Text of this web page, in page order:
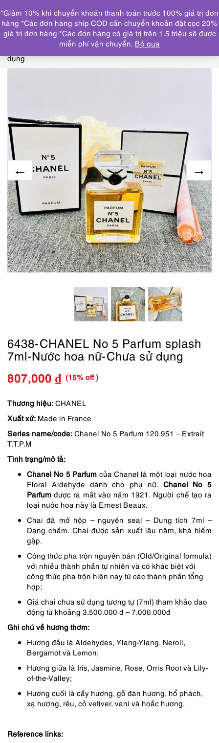
DANH MỤC
Trang chủ NƯỚC HOA CHAI NHỎ/MINI(≤ 15ml)
6438-
CHANEL No 5 Parfum splash 7ml-Nước hoa nữ-Chưa sử
dụng
6438-CHANEL No 5 Parfum splash
7ml-Nước hoa nữ-Chưa sử dụng
Giá
gốc
là:
949,000 ₫.
807,000 ₫
Giá
hiện
tại
là:
(15% off )
Thương hiệu: CHANEL
Xuất xứ: Made in France
Series name/code: Chanel No 5 Parfum 120.951 – Extrait
T.T.P.M
Tình trạng/mô tả:
Chanel No 5 Parfum của Chanel là một loại nước hoa
Floral Aldehyde dành cho phụ nữ. Chanel No 5
Parfum được ra mắt vào năm 1921. Người chế tạo ra
loại nước hoa này là Ernest Beaux.
Chai đã mở hộp – nguyên seal – Dung tích 7ml –
Dạng chấm. Chai được sản xuất lâu năm, khá hiếm
gặp.
Công thức pha trộn nguyên bản (Old/Original formula)
với nhiều thành phần tự nhiên và có khác biệt với
công thức pha trộn hiện nay từ các thành phần tổng
hợp;
Giá chai chưa sử dụng tương tự (7ml) tham khảo dao
động từ khoảng 3.500.000 đ – 7.000.000đ
Ghi chú về hương thơm:
Hương đầu là Aldehydes, Ylang-Ylang, Neroli,
Bergamot và Lemon;
Hương giữa là Iris, Jasmine, Rose, Orris Root và Lily-
of-the-Valley;
Hương cuối là cầy hương, gỗ đàn hương, hổ phách,
xạ hương, rêu, cỏ vetiver, vani và hoắc hương.
Reference links:
*Giảm 10% khi chuyển khoản thanh toán trước 100% giá trị đơn
hàng *Các đơn hàng ship COD cần chuyển khoản đặt cọc 20%
giá trị đơn hàng *Các đơn hàng có giá trị trên 1.5 triệu sẽ được
miễn phí vận chuyển. Bỏ qua